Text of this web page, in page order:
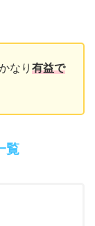
なり 有益で
覧